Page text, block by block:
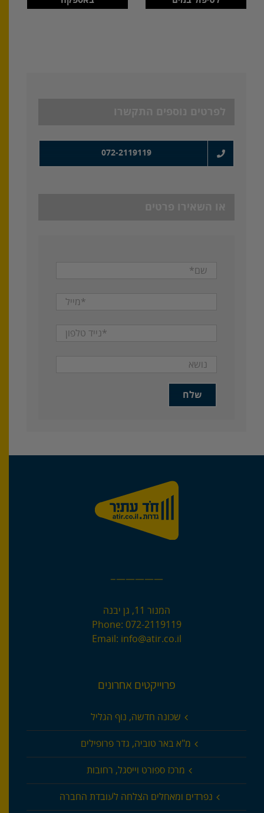
072-2119119
—————–
המנור 11, גן יבנה
Phone: 072-2119119
Email: info@atir.co.il
פרוייקטים אחרונים
שכונה חדשה, נוף הגליל
מ"א באר טוביה, גדר פרופילים
מרכז ספורט וייסגל, רחובות
נפרדים ומאחלים הצלחה לעובדת החברה